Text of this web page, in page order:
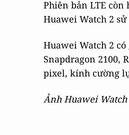
Phiên bản LTE
Huawei Watch 2
Huawei Watch 2
Snapdragon 2100,
pixel, kính cường
Ảnh Huawei Watch